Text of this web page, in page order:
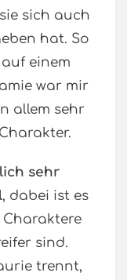
sich auch
hat. So
einem
war mir
allem sehr
sehr
, dabei ist es
sind.
trennt,